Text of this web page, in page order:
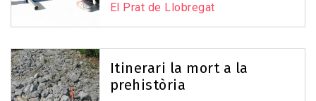
El Prat de Llobregat
Itinerari la mort a la
prehistòria